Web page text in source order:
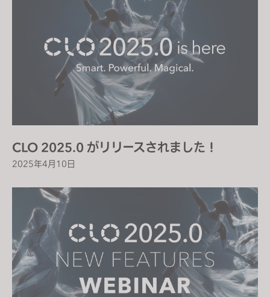
CLO 2025.0 がリリースされました！
2025年4月10日